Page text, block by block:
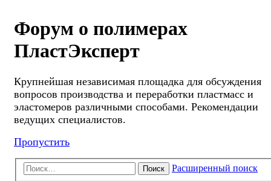
Форум о полимерах
ПластЭксперт
Крупнейшая независимая площадка для обсуждения
вопросов производства и переработки пластмасс и
эластомеров различными способами. Рекомендации
ведущих специалистов.
Пропустить
Поиск Расширенный поиск